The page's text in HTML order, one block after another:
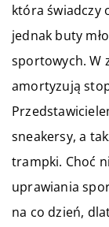
która świadczy
jednak buty
sportowych. W
amortyzują
sneakersy, a
trampki. Choć
uprawiania
na co dzień,